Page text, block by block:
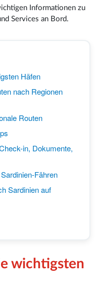
Informationen zu
Services an Bord.
Häfen
nach Regionen
Routen
in, Dokumente,
Fähren
Sardinien auf
wichtigsten